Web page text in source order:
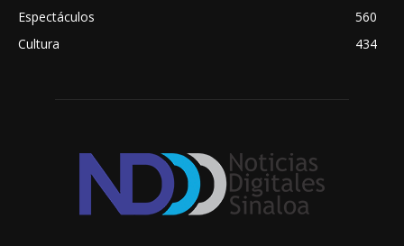
Espectáculos
560
Cultura
434